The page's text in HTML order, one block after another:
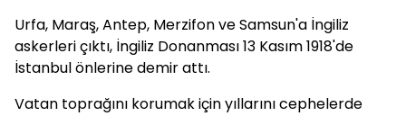
Urfa, Maraş, Antep, Merzifon ve Samsun'a İngiliz
askerleri çıktı, İngiliz Donanması 13 Kasım 1918'de
İstanbul önlerine demir attı.
Vatan toprağını korumak için yıllarını cephelerde